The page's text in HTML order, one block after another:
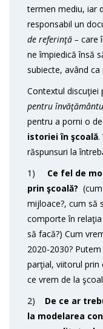
termen mediu, iar
responsabil un
de referinţă – care
ne împiedică însă
subiecte, având
Contextul discuţiei
pentru
pentru a porni o
istoriei în şcoală.
răspunsuri la
1) Ce fel de
prin şcoală?
mijloace?, cum să
comporte în relaţia
să facă?) Cum
2020-2030?
parţial, viitorul prin
ce vrem de la
2) De ce ar
la modelarea